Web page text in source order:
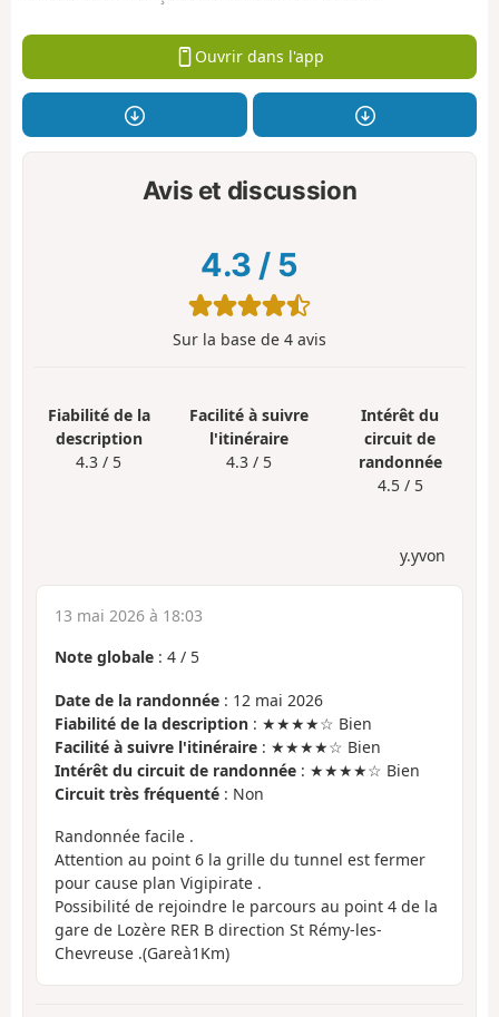
Ouvrir dans l'app
Avis et discussion
4.3 / 5
Sur la base de 4 avis
Fiabilité de la
description
4.3 / 5
Facilité à suivre
l'itinéraire
4.3 / 5
Intérêt du
circuit de
randonnée
4.5 / 5
y.yvon
13 mai 2026 à 18:03
Note globale : 4 / 5
Date de la randonnée : 12 mai 2026
Fiabilité de la description : ★★★★☆ Bien
Facilité à suivre l'itinéraire : ★★★★☆ Bien
Intérêt du circuit de randonnée : ★★★★☆ Bien
Circuit très fréquenté : Non
Randonnée facile .
Attention au point 6 la grille du tunnel est fermer
pour cause plan Vigipirate .
Possibilité de rejoindre le parcours au point 4 de la
gare de Lozère RER B direction St Rémy-les-
Chevreuse .(Gareà1Km)